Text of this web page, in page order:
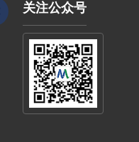
关注公众号